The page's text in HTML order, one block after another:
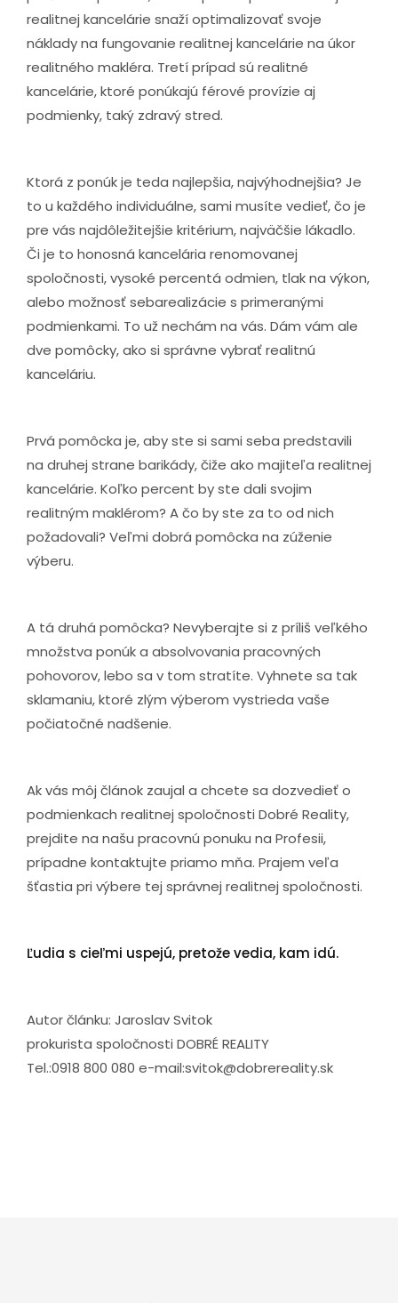
realitnej kancelárie snaží optimalizovať svoje
náklady na fungovanie realitnej kancelárie na úkor
realitného makléra. Tretí prípad sú realitné
kancelárie, ktoré ponúkajú férové provízie aj
podmienky, taký zdravý stred.
Ktorá z ponúk je teda najlepšia, najvýhodnejšia? Je
to u každého individuálne, sami musíte vedieť, čo je
pre vás najdôležitejšie kritérium, najväčšie lákadlo.
Či je to honosná kancelária renomovanej
spoločnosti, vysoké percentá odmien, tlak na výkon,
alebo možnosť sebarealizácie s primeranými
podmienkami. To už nechám na vás. Dám vám ale
dve pomôcky, ako si správne vybrať realitnú
kanceláriu.
Prvá pomôcka je, aby ste si sami seba predstavili
na druhej strane barikády, čiže ako majiteľa realitnej
kancelárie. Koľko percent by ste dali svojim
realitným maklérom? A čo by ste za to od nich
požadovali? Veľmi dobrá pomôcka na zúženie
výberu.
A tá druhá pomôcka? Nevyberajte si z príliš veľkého
množstva ponúk a absolvovania pracovných
pohovorov, lebo sa v tom stratíte. Vyhnete sa tak
sklamaniu, ktoré zlým výberom vystrieda vaše
počiatočné nadšenie.
Ak vás môj článok zaujal a chcete sa dozvedieť o
podmienkach realitnej spoločnosti Dobré Reality,
prejdite na našu pracovnú ponuku na Profesii,
prípadne kontaktujte priamo mňa. Prajem veľa
šťastia pri výbere tej správnej realitnej spoločnosti.
Ľudia s cieľmi uspejú, pretože vedia, kam idú.
Autor článku: Jaroslav Svitok
prokurista spoločnosti DOBRÉ REALITY
Tel.:0918 800 080 e-mail:svitok@dobrereality.sk